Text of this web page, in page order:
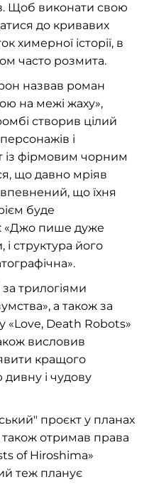
Щоб виконати свою
до кривавих
химерної історії, в
часто розмита.
назвав роман
на межі жаху»,
створив цілий
і
фірмовим чорним
що давно мріяв
що їхня
буде
«Джо пише дуже
структура його
трилогіями
а також за
«Love, Death Robots»
висловив
кращого
і чудову
проєкт у планах
отримав права
of Hiroshima»
теж планує